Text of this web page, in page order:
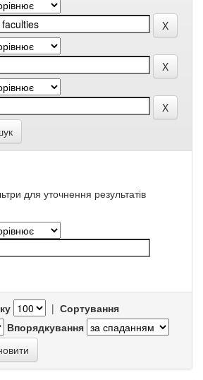
для уточнення результатів
| Сортування
Впорядкування